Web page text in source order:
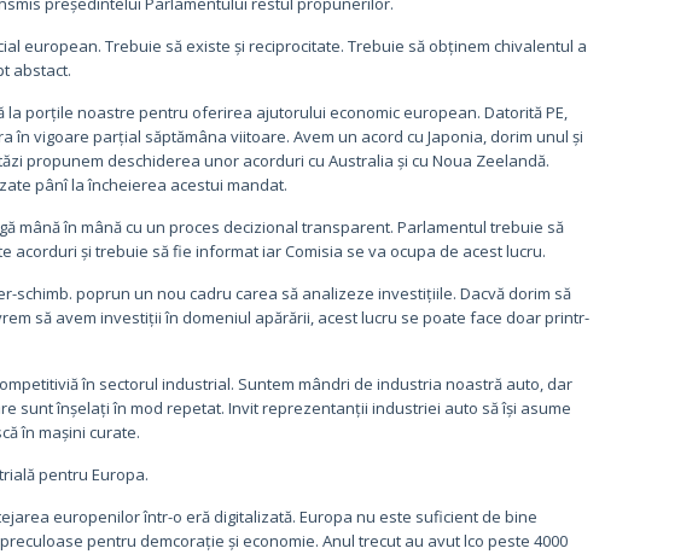
european. Trebuie să existe și reciprocitate. Trebuie să obținem chivalentul a
abstact.
la porțile noastre pentru oferirea ajutorului economic european. Datorită PE,
în vigoare parțial săptămâna viitoare. Avem un acord cu Japonia, dorim unul și
propunem deschiderea unor acorduri cu Australia și cu Noua Zeelandă.
pânî la încheierea acestui mandat.
mână în mână cu un proces decizional transparent. Parlamentul trebuie să
acorduri și trebuie să fie informat iar Comisia se va ocupa de acest lucru.
schimb. poprun un nou cadru carea să analizeze investițiile. Dacvă dorim să
să avem investiții în domeniul apărării, acest lucru se poate face doar printr-
în sectorul industrial. Suntem mândri de industria noastră auto, dar
sunt înșelați în mod repetat. Invit reprezentanții industriei auto să își asume
în mașini curate.
pentru Europa.
europenilor într-o eră digitalizată. Europa nu este suficient de bine
pentru demcorație și economie. Anul trecut au avut lco peste 4000